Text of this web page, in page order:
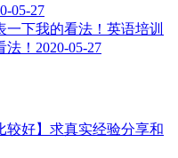
05-27
英语培训
！ 2020-05-27